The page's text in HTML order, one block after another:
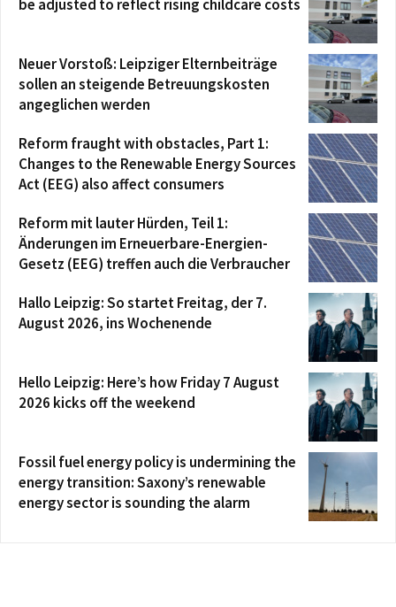
be adjusted to reflect rising childcare costs
Neuer Vorstoß: Leipziger Elternbeiträge
sollen an steigende Betreuungskosten
angeglichen werden
Reform fraught with obstacles, Part 1:
Changes to the Renewable Energy Sources
Act (EEG) also affect consumers
Reform mit lauter Hürden, Teil 1:
Änderungen im Erneuerbare-Energien-
Gesetz (EEG) treffen auch die Verbraucher
Hallo Leipzig: So startet Freitag, der 7.
August 2026, ins Wochenende
Hello Leipzig: Here’s how Friday 7 August
2026 kicks off the weekend
Fossil fuel energy policy is undermining the
energy transition: Saxony’s renewable
energy sector is sounding the alarm